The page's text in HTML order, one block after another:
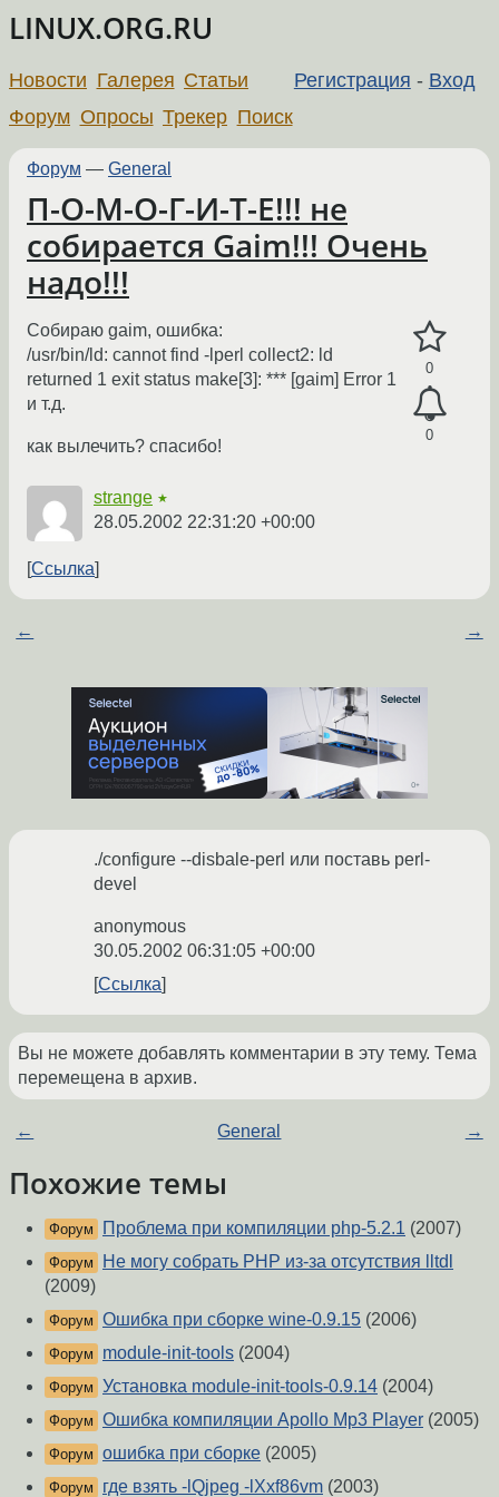
LINUX.ORG.RU
Регистрация - Вход
Новости Галерея Статьи
Форум Опросы Трекер Поиск
Форум — General
П-О-М-О-Г-И-Т-Е!!! не
собирается Gaim!!! Очень
надо!!!
0
0
Собираю gaim, ошибка:
/usr/bin/ld: cannot find -lperl collect2: ld
returned 1 exit status make[3]: *** [gaim] Error 1
и т.д.
как вылечить? спасибо!
strange ★
28.05.2002 22:31:20 +00:00
Ссылка
← →
./configure --disbale-perl или поставь perl-
devel
anonymous
30.05.2002 06:31:05 +00:00
Ссылка
Вы не можете добавлять комментарии в эту тему. Тема
перемещена в архив.
← General →
Похожие темы
Форум Проблема при компиляции php-5.2.1 (2007)
Форум
Не могу собрать PHP из-за отсутствия lltdl
(2009)
Форум Ошибка при сборке wine-0.9.15 (2006)
Форум module-init-tools (2004)
Форум Установка module-init-tools-0.9.14 (2004)
Форум Ошибка компиляции Apollo Mp3 Player (2005)
Форум ошибка при сборке (2005)
Форум где взять -lQjpeg -lXxf86vm (2003)